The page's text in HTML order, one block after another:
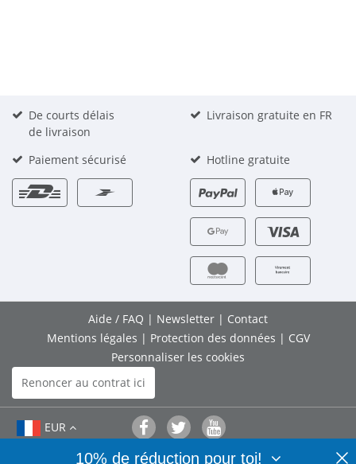
De courts délais
de livraison
Livraison gratuite en FR
Paiement sécurisé Hotline gratuite
Aide / FAQ | Newsletter | Contact
Mentions légales | Protection des données | CGV
Personnaliser les cookies
Renoncer au contrat ici
EUR
10% de réduction pour toi!